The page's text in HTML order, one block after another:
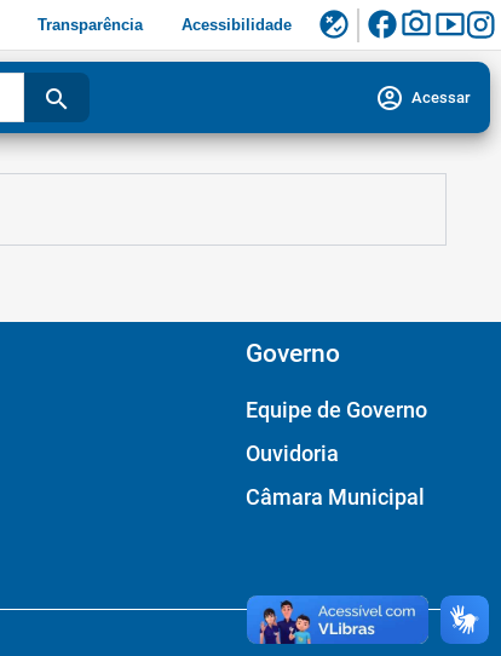
Transparência Acessibilidade flaky facebookphoto_camerasmart_display
search account_circle Acessar
Governo
Equipe de Governo
Ouvidoria
Câmara Municipal